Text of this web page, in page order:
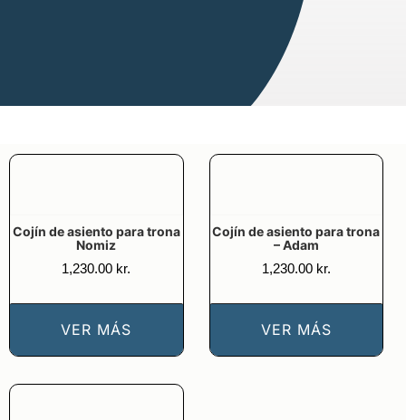
Cojín de asiento para trona
Nomiz
1,230.00 kr.
VER MÁS
Cojín de asiento para trona
– Adam
1,230.00 kr.
VER MÁS